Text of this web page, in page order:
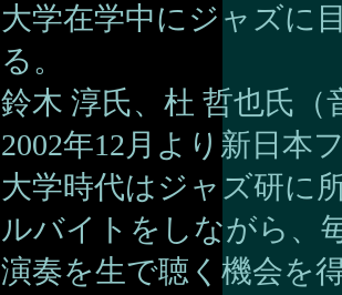
大学在学中にジャズに
る。
鈴木 淳氏、杜 哲也氏（
2002年12月より新日本
大学時代はジャズ研に
ルバイトをしながら、
演奏を生で聴く機会を